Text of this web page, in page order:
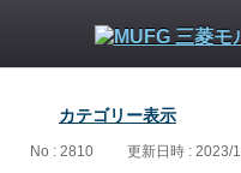
カテゴリー表示
No : 2810 更新日時 : 2023/